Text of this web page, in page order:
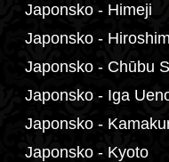
Japonsko - Himeji
Japonsko -
Japonsko - Chūbu
Japonsko - Iga
Japonsko -
Japonsko - Kyoto